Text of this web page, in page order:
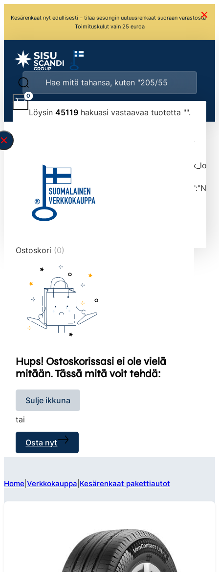
Kesärenkaat nyt edullisesti – tilaa sesongin uutuusrenkaat suoraan varastosta ·
Toimituskulut vain 25 euroa
Löysin 45119hakuasi vastaavaa tuotetta "".
typed the search query correctly.<br>Currently
tmlmvi","meta_query":
data-original-query-vars="[]" data-page="1"
data-max-pages="4512" data-start="1" data-
end="10">
0
Ostoskori (0)
Hups! Ostoskorissasi ei ole vielä
mitään. Tässä mitä voit tehdä:
Sulje ikkuna
tai
Osta nyt
Home Verkkokauppa Kesärenkaat pakettiautot